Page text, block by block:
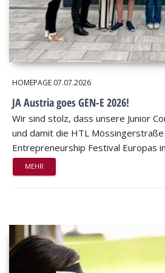
HOMEPAGE 07.07.2026
JA Austria goes GEN-E 2026!
Wir sind stolz, dass unsere Junior
und damit die HTL
Entrepreneurship Festival Europas
MEHR